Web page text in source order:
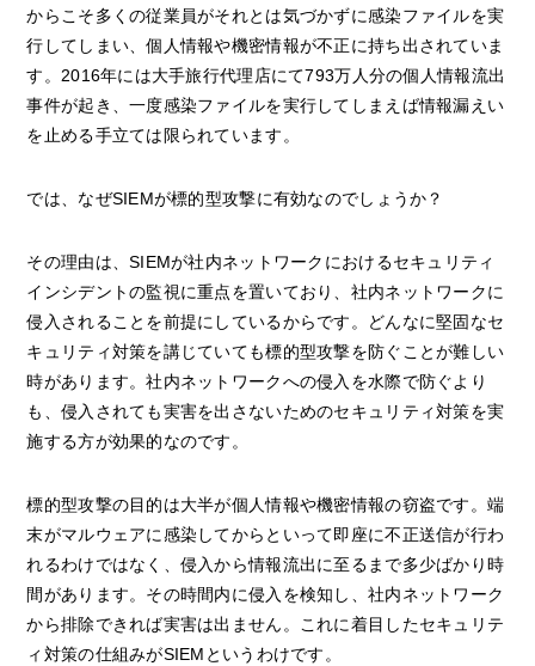
からこそ多くの従業員がそれとは気づかずに感染ファイルを実
行してしまい、個人情報や機密情報が不正に持ち出されていま
す。2016年には大手旅行代理店にて793万人分の個人情報流出
事件が起き、一度感染ファイルを実行してしまえば情報漏えい
を止める手立ては限られています。
では、なぜSIEMが標的型攻撃に有効なのでしょうか？
その理由は、SIEMが社内ネットワークにおけるセキュリティ
インシデントの監視に重点を置いており、社内ネットワークに
侵入されることを前提にしているからです。どんなに堅固なセ
キュリティ対策を講じていても標的型攻撃を防ぐことが難しい
時があります。社内ネットワークへの侵入を水際で防ぐより
も、侵入されても実害を出さないためのセキュリティ対策を実
施する方が効果的なのです。
標的型攻撃の目的は大半が個人情報や機密情報の窃盗です。端
末がマルウェアに感染してからといって即座に不正送信が行わ
れるわけではなく、侵入から情報流出に至るまで多少ばかり時
間があります。その時間内に侵入を検知し、社内ネットワーク
から排除できれば実害は出ません。これに着目したセキュリテ
ィ対策の仕組みがSIEMというわけです。